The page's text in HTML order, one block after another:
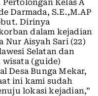
Kelas A
Darmada, S.E.,M.AP
Dirinya
dalam kejadian
Nur Aisyah Sari (22)
Selatan dan
wisata (guide)
Desa Bunga Mekar,
ini kami sudah
lokasi kejadian,”